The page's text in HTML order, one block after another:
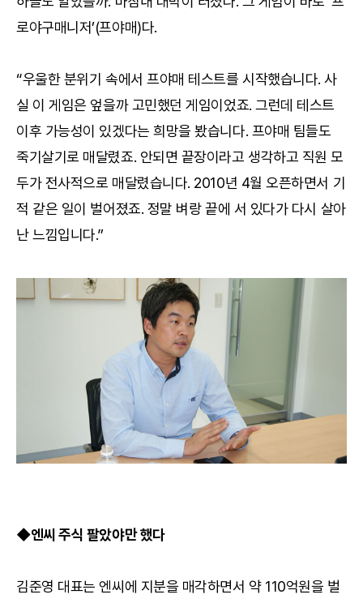
로야구매니저’(프야매)다.
“우울한 분위기 속에서 프야매 테스트를 시작했습니다. 사
실 이 게임은 엎을까 고민했던 게임이었죠. 그런데 테스트
이후 가능성이 있겠다는 희망을 봤습니다. 프야매 팀들도
죽기살기로 매달렸죠. 안되면 끝장이라고 생각하고 직원 모
두가 전사적으로 매달렸습니다. 2010년 4월 오픈하면서 기
적 같은 일이 벌어졌죠. 정말 벼랑 끝에 서 있다가 다시 살아
난 느낌입니다.”
◆엔씨 주식 팔았야만 했다
김준영 대표는 엔씨에 지분을 매각하면서 약 110억원을 벌